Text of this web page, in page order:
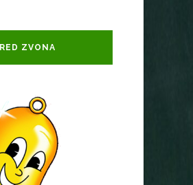
ZVONA